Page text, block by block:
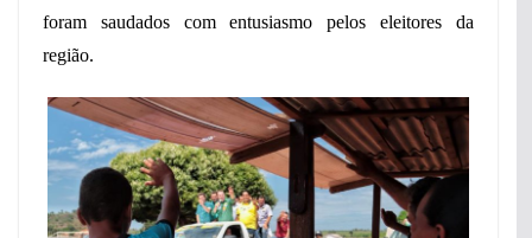
foram saudados com entusiasmo pelos eleitores da
região.